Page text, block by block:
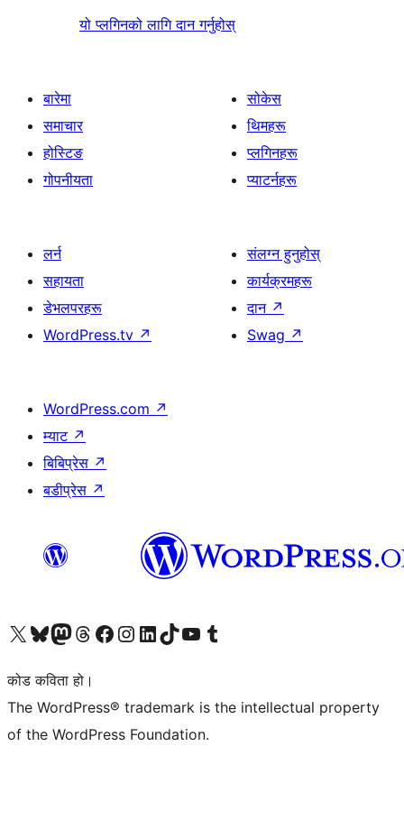
यो प्लगिनको लागि दान गर्नुहोस्
बारेमा
समाचार
होस्टिङ
गोपनीयता
सोकेस
थिमहरू
प्लगिनहरू
प्याटर्नहरू
लर्न
सहायता
डेभलपरहरू
WordPress.tv ↗
संलग्न हुनुहोस्
कार्यक्रमहरू
दान ↗
Swag ↗
WordPress.com ↗
म्याट ↗
बिबिप्रेस ↗
बडीप्रेस ↗
हाम्रो X (पहिले ट्विटर) खातामा जानुहोस्
हाम्रो Bluesky खाता भ्रमण गर्नुहोस्
हाम्रो म्यास्टोडन खाता भ्रमण गर्नुहोस्
हाम्रो थ्रेड्स खातामा जानुहोस्
हाम्रो फेसबुक पेजमा जानुहोस्
हाम्रो इन्स्टाग्राम खातामा जानुहोस्
हाम्रो लिङ्क्डइन खातामा जानुहोस्
हाम्रो TikTok खाता भ्रमण गर्नुहोस्
हाम्रो युट्युब च्यानलमा जानुहोस्
हाम्रो टम्बलर खाता भ्रमण गर्नुहोस्
कोड कविता हो।
The WordPress® trademark is the intellectual property
of the WordPress Foundation.